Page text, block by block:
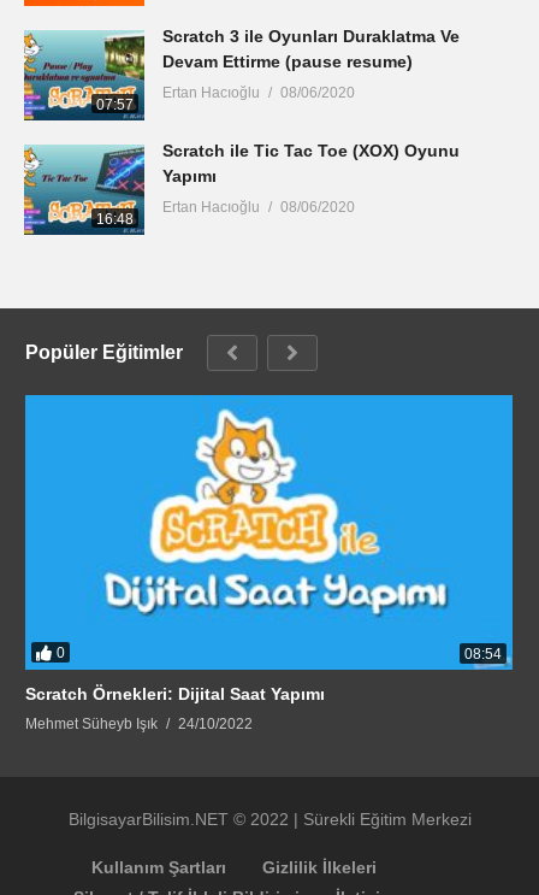
07:57
Scratch 3 ile Oyunları Duraklatma Ve
Devam Ettirme (pause resume)
Ertan Hacıoğlu 08/06/2020
16:48
Scratch ile Tic Tac Toe (XOX) Oyunu
Yapımı
Ertan Hacıoğlu 08/06/2020
Popüler Eğitimler
0 08:54
Scratch Örnekleri: Dijital Saat Yapımı
Mehmet Süheyb Işık 24/10/2022
BilgisayarBilisim.NET © 2022 | Sürekli Eğitim Merkezi
Kullanım Şartları
Gizlilik İlkeleri